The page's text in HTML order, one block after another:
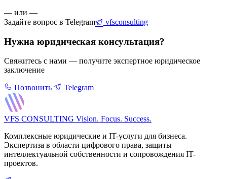
— или —
Задайте вопрос в Telegram
vfsconsulting
Нужна юридическая консультация?
Свяжитесь с нами — получите экспертное юридическое
заключение
Позвонить Telegram
VFS CONSULTING Vision. Focus. Success.
Комплексные юридические и IT-услуги для бизнеса.
Экспертиза в области цифрового права, защиты
интеллектуальной собственности и сопровождения IT-
проектов.